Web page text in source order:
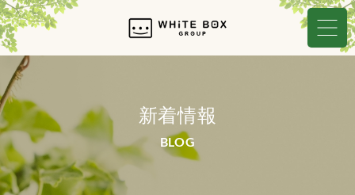
新着情報
BLOG